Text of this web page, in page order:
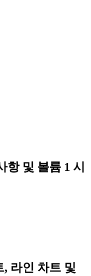
항 및 볼륨 1 시
, 라인 차트 및